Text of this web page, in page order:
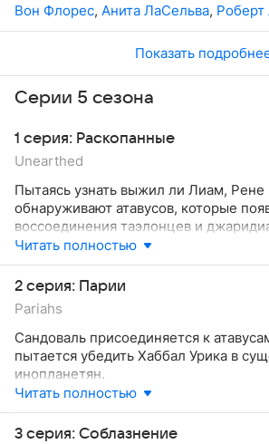
Вон Флорес, Анита ЛаСельва,
Показать
Серии 5 сезона
1 серия: Раскопанные
Unearthed
Пытаясь узнать выжил ли Лиам, Рене
обнаруживают атавусов, которые
воссоединения таэлонцев и
астронавтов проникнуть на борт
пресекается выжившим Сандовалем.
Читать полностью
2 серия: Парии
Pariahs
Сандоваль присоединяется к
пытается убедить Хаббал Урика в
инопланетян.
Читать полностью
3 серия: Соблазнение